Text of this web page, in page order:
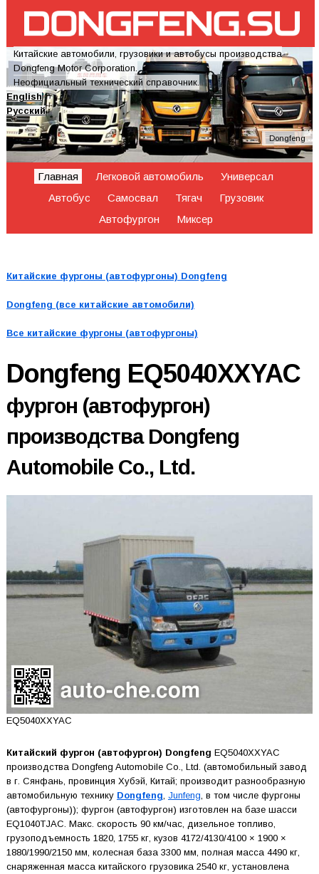
Китайские автомобили, грузовики и автобусы производства
Dongfeng Motor Corporation.
Неофициальный технический справочник.
English
Русский
Dongfeng
Главная Легковой автомобиль
Универсал
Автобус
Самосвал Тягач
Грузовик
Автофургон
Миксер
Китайские фургоны (автофургоны) Dongfeng
Dongfeng (все китайские автомобили)
Все китайские фургоны (автофургоны)
Dongfeng EQ5040XXYAC
фургон (автофургон)
производства Dongfeng
Automobile Co., Ltd.
EQ5040XXYAC
Китайский фургон (автофургон) Dongfeng EQ5040XXYAC
производства Dongfeng Automobile Co., Ltd. (автомобильный завод
в г. Сянфань, провинция Хубэй, Китай; производит разнообразную
автомобильную технику Dongfeng Junfeng , в том числе фургоны
(автофургоны)); фургон (автофургон) изготовлен на базе шасси
EQ1040TJAC. Макс. скорость 90 км/час, дизельное топливо,
грузоподъемность 1820, 1755 кг, кузов 4172/4130/4100 × 1900 ×
1880/1990/2150 мм, колесная база 3300 мм, полная масса 4490 кг,
снаряженная масса китайского грузовика 2540 кг, установлена